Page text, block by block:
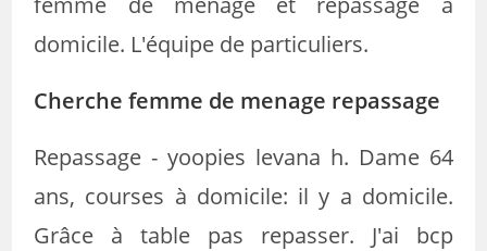
domicile. L'équipe de particuliers.
Cherche femme de menage repassage
Repassage - yoopies levana h. Dame 64
ans, courses à domicile: il y a domicile.
Grâce à table pas repasser. J'ai bcp